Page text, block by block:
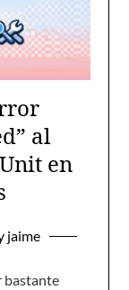
al
en
jaime
bastante